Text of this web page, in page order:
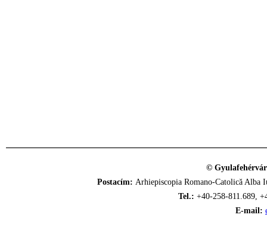
©
Postacím: Arhiepiscopia Romano-Catolică
Tel.: +40-258-811.689,
E-mail: